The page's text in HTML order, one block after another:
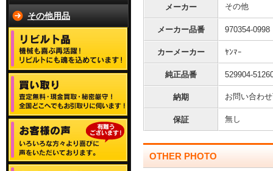
その他用品
メーカー その他
メーカー品番 970354-0998
カーメーカー ﾔﾝﾏｰ
純正品番 529904-
納期 お問い合わ
保証 無し
OTHER PHOTO